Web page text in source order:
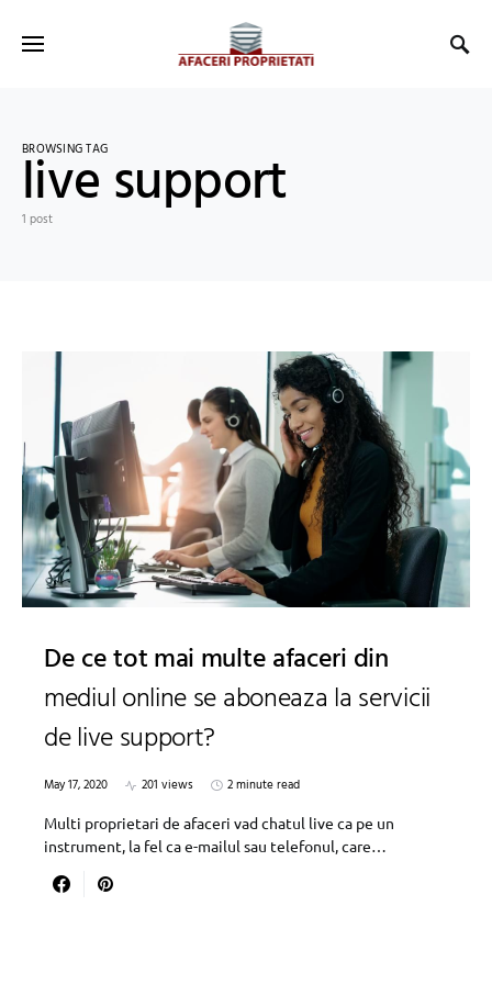
BROWSING TAG
live support
1 post
De ce tot mai multe afaceri din
mediul online se aboneaza la servicii
de live support?
May 17, 2020 201 views
2 minute read
Multi proprietari de afaceri vad chatul live ca pe un
instrument, la fel ca e-mailul sau telefonul, care…